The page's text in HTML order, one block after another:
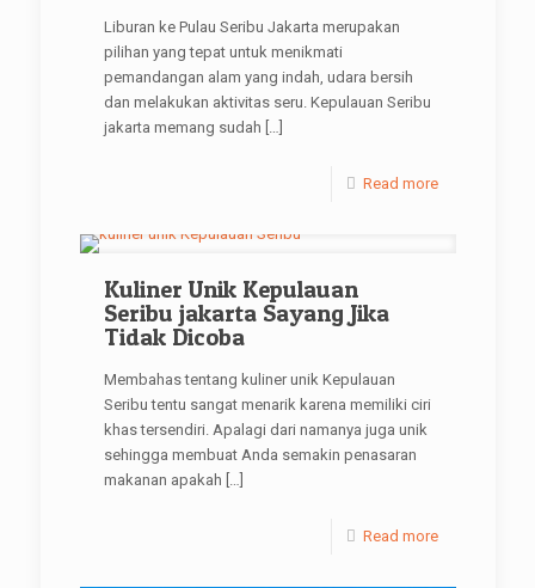
Liburan ke Pulau Seribu Jakarta merupakan
pilihan yang tepat untuk menikmati
pemandangan alam yang indah, udara bersih
dan melakukan aktivitas seru. Kepulauan Seribu
jakarta memang sudah […]
Read more
Kuliner Unik Kepulauan
Seribu jakarta Sayang Jika
Tidak Dicoba
Membahas tentang kuliner unik Kepulauan
Seribu tentu sangat menarik karena memiliki ciri
khas tersendiri. Apalagi dari namanya juga unik
sehingga membuat Anda semakin penasaran
makanan apakah […]
Read more